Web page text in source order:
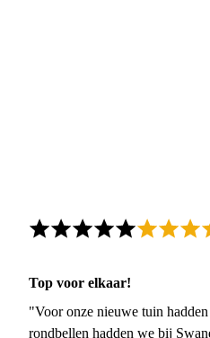
Top voor elkaar!
"Voor onze nieuwe tuin
rondbellen hadden we bij